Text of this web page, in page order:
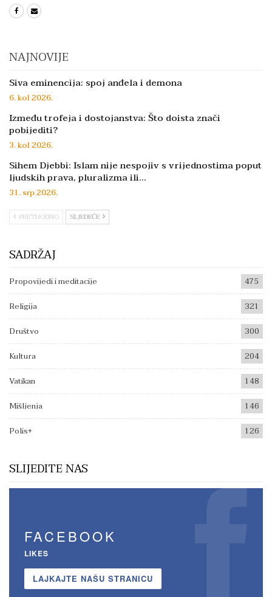
NAJNOVIJE
Siva eminencija: spoj anđela i demona
6. kol 2026.
Između trofeja i dostojanstva: Što doista znači
pobijediti?
3. kol 2026.
Sihem Djebbi: Islam nije nespojiv s vrijednostima poput
ljudskih prava, pluralizma ili…
31. srp 2026.
PRETHODNO SLJEDEĆE
SADRŽAJ
Propovijedi i meditacije
475
Religija
321
Društvo
300
Kultura
204
Vatikan
148
Mišljenja
146
Polis+
126
SLIJEDITE NAS
FACEBOOK
LIKES
LAJKAJTE NAŠU STRANICU